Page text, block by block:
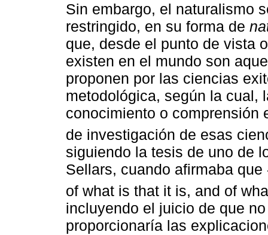
Sin embargo, el naturalismo
restringido, en su forma de
que, desde el punto de vista
existen en el mundo son
proponen por las ciencias
metodológica, según la cual,
conocimiento o comprensión
de investigación de esas
siguiendo la tesis de uno de
Sellars, cuando afirmaba
of what is that it is, and of
incluyendo el juicio de que
proporcionaría las